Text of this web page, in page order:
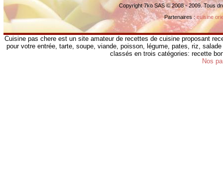
Copyright 7ko SAS © 2008 - 2009. Tous
Partenaires :cuisine
Cuisine pas chere est un site amateur de recettes de cuisine proposant
pour votre entrée, tarte, soupe, viande, poisson, légume, pates, riz,
classés en trois catégories: recette
Nos